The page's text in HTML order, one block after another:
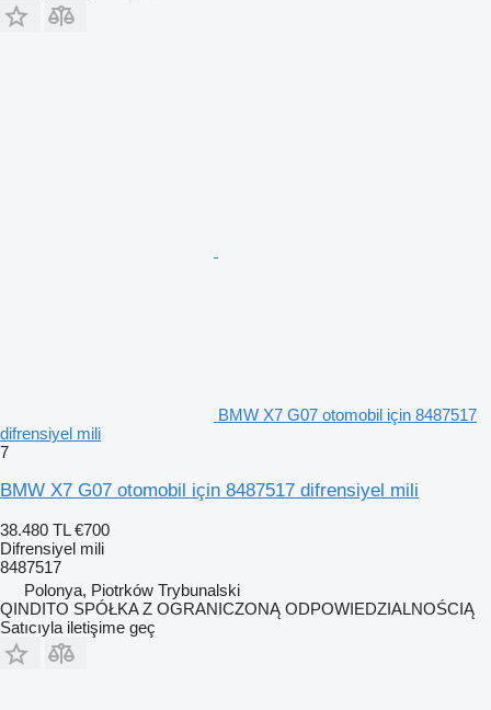
BMW X7 G07 otomobil için 8487517
difrensiyel mili
7
BMW X7 G07 otomobil için 8487517 difrensiyel mili
38.480 TL €700
Difrensiyel mili
8487517
Polonya, Piotrków Trybunalski
QINDITO SPÓŁKA Z OGRANICZONĄ ODPOWIEDZIALNOŚCIĄ
Satıcıyla iletişime geç